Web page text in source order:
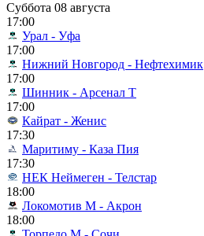
Суббота 08 августа
17:00
Урал - Уфа
17:00
Нижний Новгород - Нефтехимик
17:00
Шинник - Арсенал Т
17:00
Кайрат - Женис
17:30
Маритиму - Каза Пия
17:30
НЕК Неймеген - Телстар
18:00
Локомотив М - Акрон
18:00